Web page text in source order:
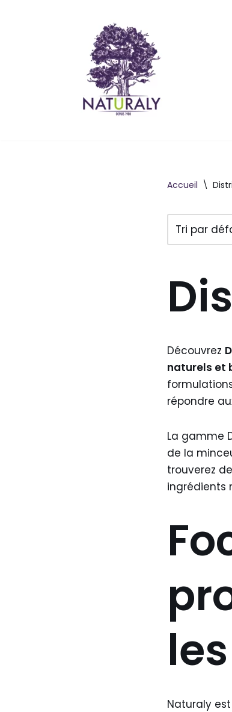
Accueil \
Découvrez
naturels et
répondre
La gamme
de la
trouverez
ingrédients
Naturaly